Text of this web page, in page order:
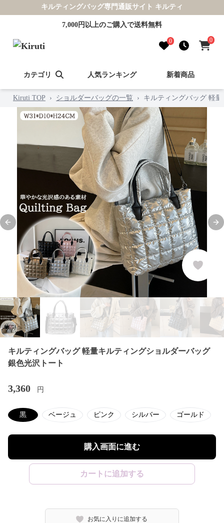
キルティングバッグ専門通販サイト キルティ
7,000円以上のご購入で送料無料
0 0
カテゴリ 人気ランキング 新着商品
Kiruti TOP › ショルダーバッグの一覧 › キルティングバッグ 軽
Previous slide
キルティングバッグ 軽量キルティングショルダーバッグ
銀色光沢トート
3,360 円
黒 ベージュ ピンク シルバー ゴールド
購入画面に進む
カートに追加する
お気に入りに追加する